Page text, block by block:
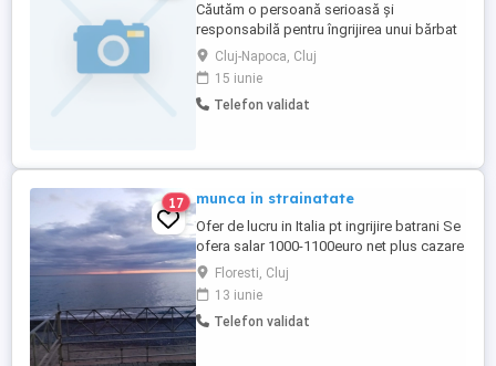
Căutăm o persoană serioasă și
responsabilă pentru îngrijirea unui bărbat
de 69 de ani, cu semipareză, domiciliat la
casă în Cluj-Napoca. Responsabilități:
Asigurarea igienei personale; Ajutor la
alimentație și hidratare; Sprijin pentru
Cluj-Napoca, Cluj
15 iunie
Telefon validat
17 munca in strainatate
Ofer de lucru in Italia pt ingrijire batrani Se
ofera salar 1000-1100euro net plus cazare
si masa plecari cu autocaru.pana la
Agentie ofer si cer seriozitate varsta
maxim 60 ani fara comisioane zona
Salerno .
Floresti, Cluj
13 iunie
Telefon validat